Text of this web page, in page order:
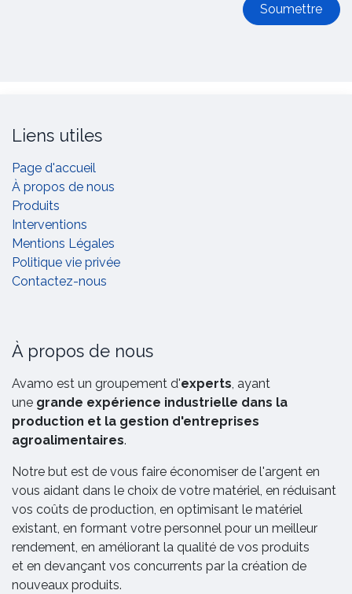
Soumettre
Liens utiles
Page d'accueil
À propos de nous
Produits
Interventions
Mentions Légales
Politique vie privée
Contactez-nous
À propos de nous
Avamo est un groupement d'experts, ayant
une grande expérience industrielle dans la
production et la gestion d'entreprises
agroalimentaires.
Notre but est de vous faire économiser de l'argent en
vous aidant dans le choix de votre matériel, en réduisant
vos coûts de production, en optimisant le matériel
existant, en formant votre personnel pour un meilleur
rendement, en améliorant la qualité de vos produits
et en devançant vos concurrents par la création de
nouveaux produits.